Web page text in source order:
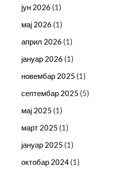
јун 2026 (1)
мај 2026 (1)
април 2026 (1)
јануар 2026 (1)
новембар 2025 (1)
септембар 2025 (5)
мај 2025 (1)
март 2025 (1)
јануар 2025 (1)
октобар 2024(1)